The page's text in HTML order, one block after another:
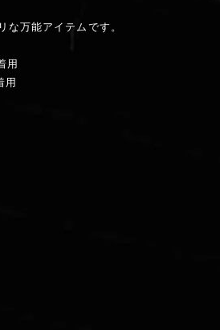
な万能アイテムです。
用
用